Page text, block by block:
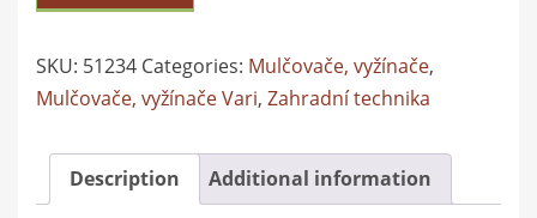
SKU: 51234 Categories: Mulčovače, vyžínače,
Mulčovače, vyžínače Vari, Zahradní technika
Description Additional information